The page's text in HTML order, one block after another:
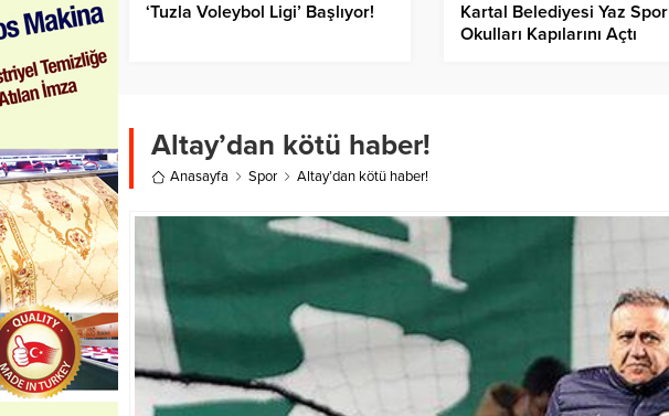
‘Tuzla Voleybol Ligi’ Başlıyor!
Kartal Belediyesi Yaz Spor
Okulları Kapılarını Açtı
Altay’dan kötü haber!
Anasayfa Spor Altay’dan kötü haber!